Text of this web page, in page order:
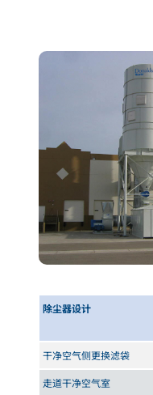
除尘器设计
干净空气侧更换滤袋
走道干净空气室